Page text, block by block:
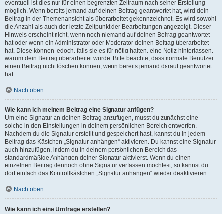
eventuell ist dies nur für einen begrenzten Zeitraum nach seiner Erstellung
möglich. Wenn bereits jemand auf deinen Beitrag geantwortet hat, wird dein
Beitrag in der Themenansicht als überarbeitet gekennzeichnet. Es wird sowohl
die Anzahl als auch der letzte Zeitpunkt der Bearbeitungen angezeigt. Dieser
Hinweis erscheint nicht, wenn noch niemand auf deinen Beitrag geantwortet
hat oder wenn ein Administrator oder Moderator deinen Beitrag überarbeitet
hat. Diese können jedoch, falls sie es für nötig halten, eine Notiz hinterlassen,
warum dein Beitrag überarbeitet wurde. Bitte beachte, dass normale Benutzer
einen Beitrag nicht löschen können, wenn bereits jemand darauf geantwortet
hat.
Nach oben
Wie kann ich meinem Beitrag eine Signatur anfügen?
Um eine Signatur an deinen Beitrag anzufügen, musst du zunächst eine
solche in den Einstellungen in deinem persönlichen Bereich entwerfen.
Nachdem du die Signatur erstellt und gespeichert hast, kannst du in jedem
Beitrag das Kästchen „Signatur anhängen“ aktivieren. Du kannst eine Signatur
auch hinzufügen, indem du in deinem persönlichen Bereich das
standardmäßige Anhängen deiner Signatur aktivierst. Wenn du einen
einzelnen Beitrag dennoch ohne Signatur verfassen möchtest, so kannst du
dort einfach das Kontrollkästchen „Signatur anhängen“ wieder deaktivieren.
Nach oben
Wie kann ich eine Umfrage erstellen?